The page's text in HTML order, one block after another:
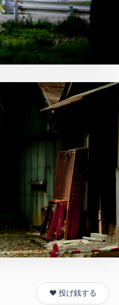
❤️ 投げ銭する